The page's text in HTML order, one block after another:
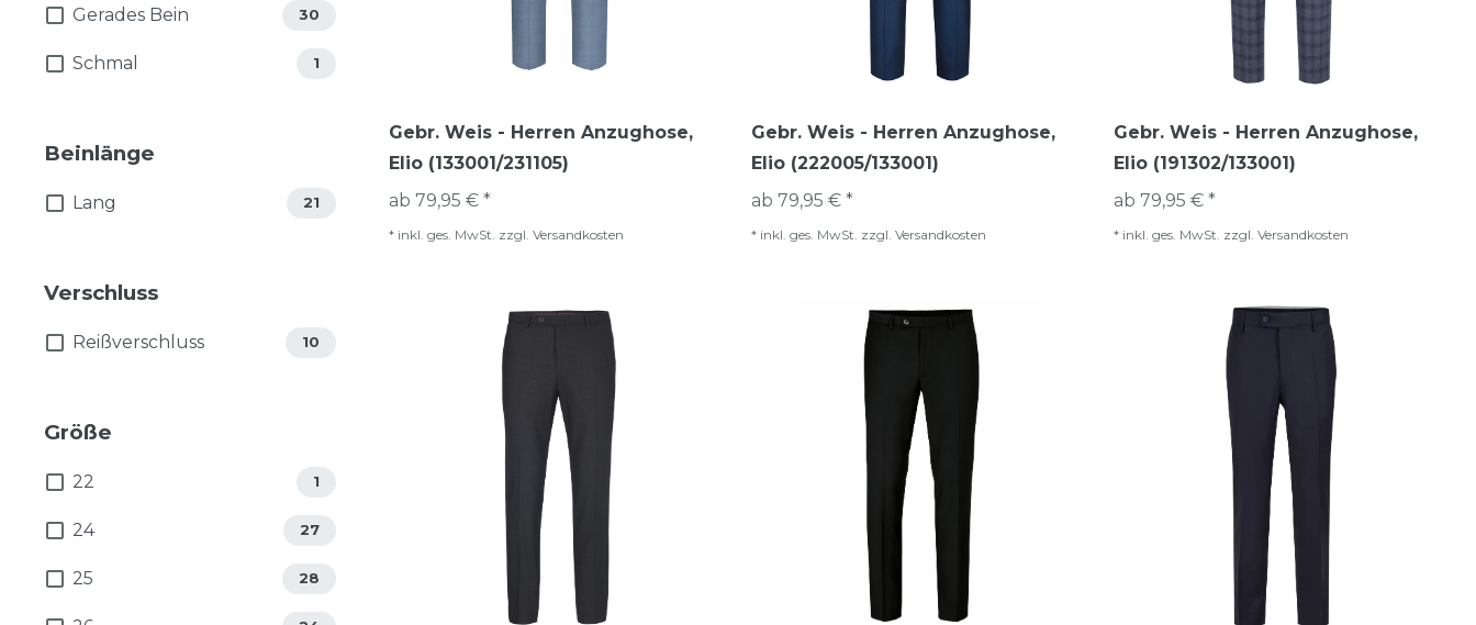
Gerades Bein 30
Schmal 1
Beinlänge
Lang 21
Verschluss
Reißverschluss 10
Größe
22 1
24 27
25 28
Gebr. Weis - Herren Anzughose,
Elio (133001/231105)
ab 79,95 € *
* inkl. ges. MwSt. zzgl. Versandkosten
Gebr. Weis - Herren Anzughose,
Elio (222005/133001)
ab 79,95 € *
* inkl. ges. MwSt. zzgl. Versandkosten
Gebr. Weis - Herren Anzughose,
Elio (191302/133001)
ab 79,95 € *
* inkl. ges. MwSt. zzgl. Versandkosten